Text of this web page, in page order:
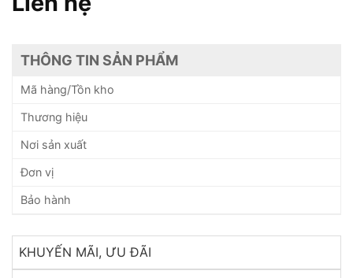
THÔNG TIN SẢN PHẨM
Mã hàng/Tồn kho
Thương hiệu
Nơi sản xuất
Đơn vị
Bảo hành
KHUYẾN MÃI, ƯU ĐÃI